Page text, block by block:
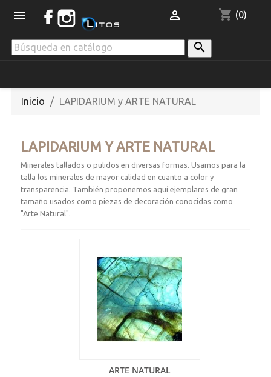
 shopping_cart (0)


Inicio LAPIDARIUM y ARTE NATURAL
LAPIDARIUM Y ARTE NATURAL
Minerales tallados o pulidos en diversas formas. Usamos para la
talla los minerales de mayor calidad en cuanto a color y
transparencia. También proponemos aquí ejemplares de gran
tamaño usados como piezas de decoración conocidas como
"Arte Natural".
ARTE NATURAL